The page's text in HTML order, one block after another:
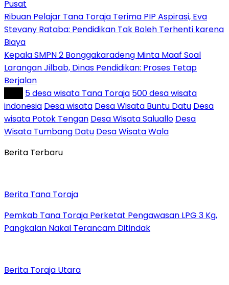
Pusat
Ribuan Pelajar Tana Toraja Terima PIP Aspirasi, Eva
Stevany Rataba: Pendidikan Tak Boleh Terhenti karena
Biaya
Kepala SMPN 2 Bonggakaradeng Minta Maaf Soal
Larangan Jilbab, Dinas Pendidikan: Proses Tetap
Berjalan
5 desa wisata Tana Toraja 500 desa wisata
indonesia Desa wisata Desa Wisata Buntu Datu Desa
wisata Potok Tengan Desa Wisata Saluallo Desa
Wisata Tumbang Datu Desa Wisata Wala
Berita Terbaru
Berita Tana Toraja
Pemkab Tana Toraja Perketat Pengawasan LPG 3 Kg,
Pangkalan Nakal Terancam Ditindak
Berita Toraja Utara